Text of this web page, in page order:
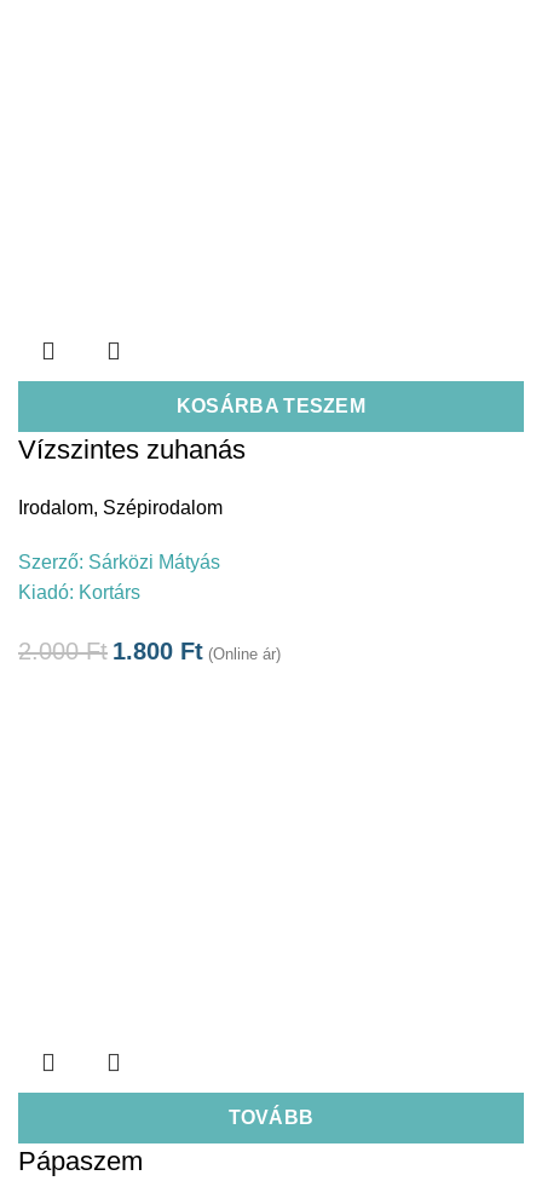
KOSÁRBA TESZEM
Vízszintes zuhanás
Irodalom, Szépirodalom
Szerző: Sárközi Mátyás
Kiadó: Kortárs
2.000Ft 1.800 Ft (Online ár)
TOVÁBB
Pápaszem